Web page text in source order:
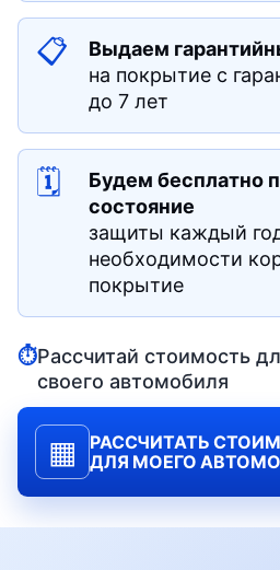
📋
Выдаем
на покрытие с
до 7 лет
🗓
Будем бесплатно
состояние
защиты каждый
необходимости
покрытие
⏱Рассчитай стоимость
своего автомобиля
▦
РАССЧИТАТЬ
ДЛЯ МОЕГО